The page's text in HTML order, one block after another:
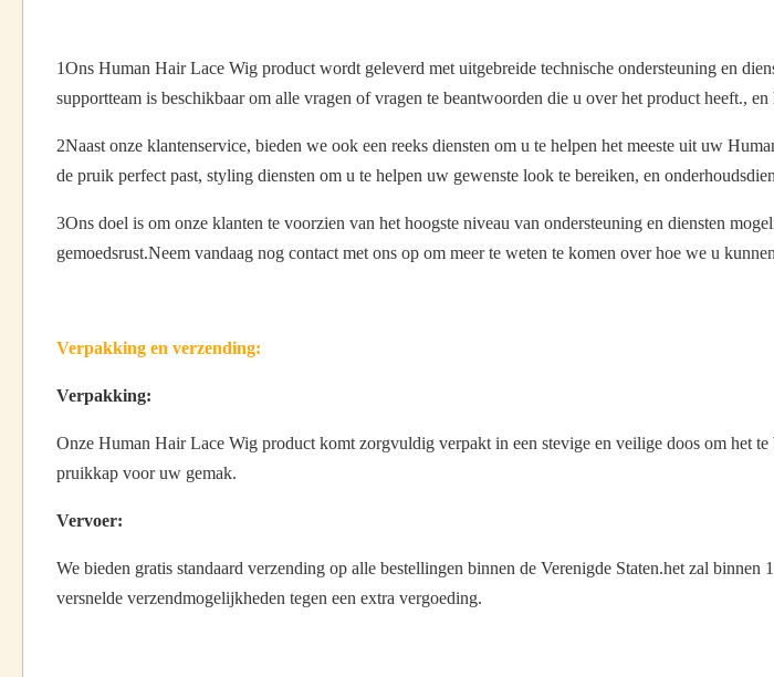
1Ons Human Hair Lace Wig product wordt geleverd met uitgebreide technische ondersteuning en
supportteam is beschikbaar om alle vragen of vragen te beantwoorden die u over het product heeft.,
2Naast onze klantenservice, bieden we ook een reeks diensten om u te helpen het meeste uit uw
de pruik perfect past, styling diensten om u te helpen uw gewenste look te bereiken, en
3Ons doel is om onze klanten te voorzien van het hoogste niveau van ondersteuning en diensten
gemoedsrust.Neem vandaag nog contact met ons op om meer te weten te komen over hoe we u
Verpakking en verzending:
Verpakking:
Onze Human Hair Lace Wig product komt zorgvuldig verpakt in een stevige en veilige doos om het
pruikkap voor uw gemak.
Vervoer:
We bieden gratis standaard verzending op alle bestellingen binnen de Verenigde Staten.het zal
versnelde verzendmogelijkheden tegen een extra vergoeding.